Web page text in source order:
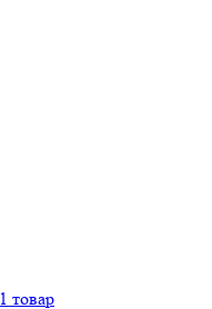
1 товар